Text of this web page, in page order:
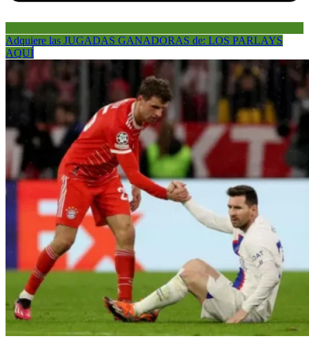
Adquiere las JUGADAS GANADORAS de: LOS PARLAYS
AQUÍ